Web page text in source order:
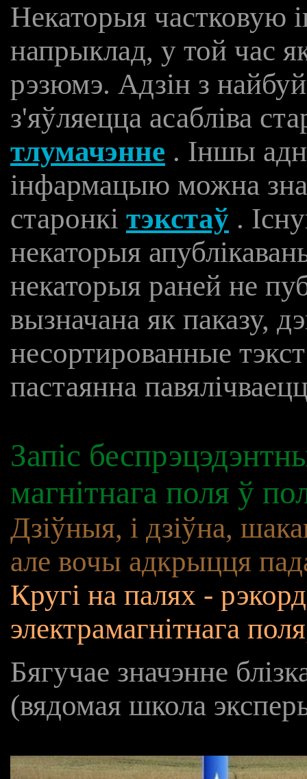
Некаторыя частковую
напрыклад, у той час
рэзюмэ. Адзін з
з'яўляецца асабліва
тлумачэнне . Іншы
інфармацыю можна
старонкі тэкстаў .
некаторыя
некаторыя раней не
вызначана як паказу,
несортированные
пастаянна
Запіс
магнітнага поля ў
Дзіўныя, і дзіўна,
але вочы адкрыцця
Кругі на палях -
электрамагнітнага
Бягучае значэнне
(вядомая школа